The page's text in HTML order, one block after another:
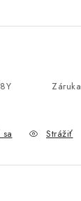
Záruka
Strážiť